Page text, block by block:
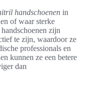
handschoenen in
of waar sterke
zijn
te zijn, waardoor ze
professionals en
kunnen ze een betere
dan